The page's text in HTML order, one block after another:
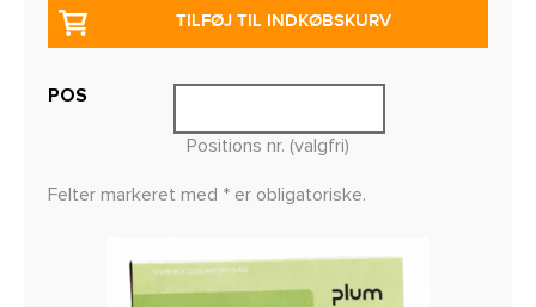
TILFØJ TIL INDKØBSKURV
POS
Positions nr. (valgfri)
Felter markeret med * er obligatoriske.